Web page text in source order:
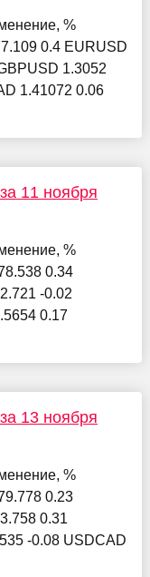
%
0.4 EURUSD
1.3052
1.41072 0.06
11 ноября
%
0.34
-0.02
0.17
13 ноября
%
0.23
0.31
-0.08 USDCAD